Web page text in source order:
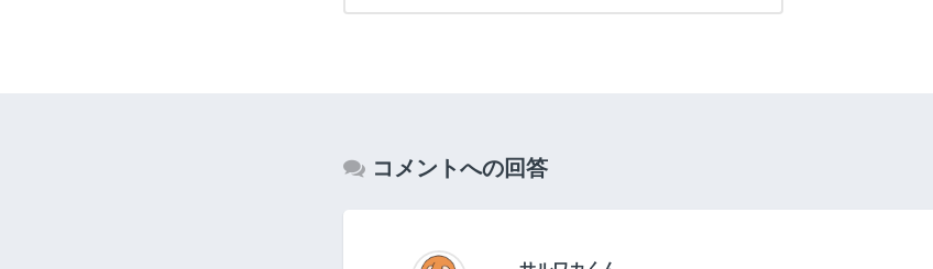
コメントへの回答